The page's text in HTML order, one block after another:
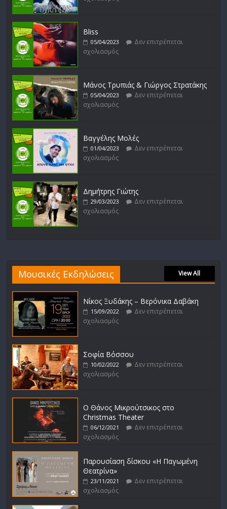
Bliss
05/04/2023
Δεν επιτρέπεται
σχολιασμός
Μάνος Τρυπιάς & Γιώργος Στρατάκης
05/04/2023
Δεν επιτρέπεται
σχολιασμός
Βαγγέλης Μολές
01/04/2023
Δεν επιτρέπεται
σχολιασμός
Δημήτρης Γιώτης
29/03/2023
Δεν επιτρέπεται
σχολιασμός
Μουσικές Εκδηλώσεις View All
Νίκος Ξυδάκης – Βερόνικα Δαβάκη
15/09/2022
Δεν επιτρέπεται
σχολιασμός
Σοφία Βόσσου
10/02/2022
Δεν επιτρέπεται
σχολιασμός
Ο Θάνος Μικρούτσικος στο
Christmas Theater
06/12/2021
Δεν επιτρέπεται
σχολιασμός
Παρουσίαση δίσκου «Η Παγωμένη
Θεατρίνα»
23/11/2021
Δεν επιτρέπεται
σχολιασμός